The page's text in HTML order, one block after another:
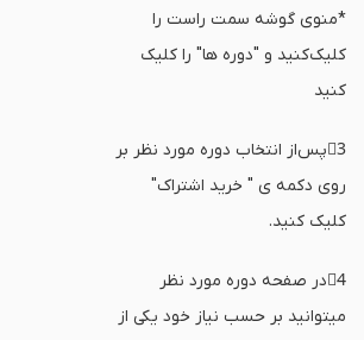
*منوی گوشه سمت راست را‌
کلیک‌کنید و "دوره ها" را کلیک
کنید
3⃣پس‌از انتخاب دوره مورد نظر بر
روی دکمه‌ ی " خرید اشتراک"
کلیک کنید.
4⃣در صفحه دوره مورد نظر
میتوانید بر حسب نیاز خود یکی از